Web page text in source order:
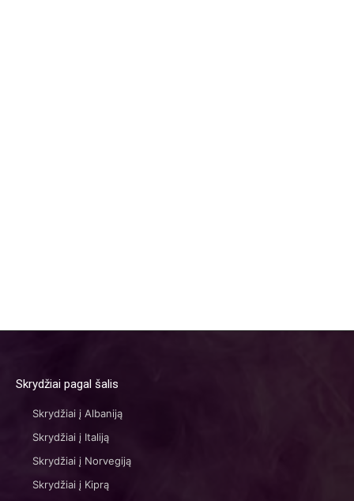
Skrydžiai pagal šalis
Skrydžiai į Albaniją
Skrydžiai į Italiją
Skrydžiai į Norvegiją
Skrydžiai į Kiprą